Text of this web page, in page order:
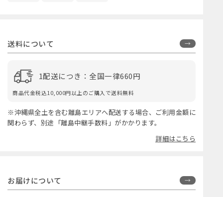
送料について
1配送につき：全国一律660円
商品代金税込10,000円以上のご購入で送料無料
※沖縄県全土を含む離島エリアへ配送する場合、ご利用金額に
関わらず、別途「離島中継手数料」がかかります。
詳細はこちら
お届けについて